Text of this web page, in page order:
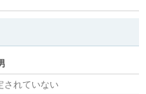
されていない